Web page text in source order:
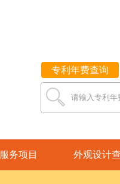
专利年费查询
请输入专利
服务项目 外观设计